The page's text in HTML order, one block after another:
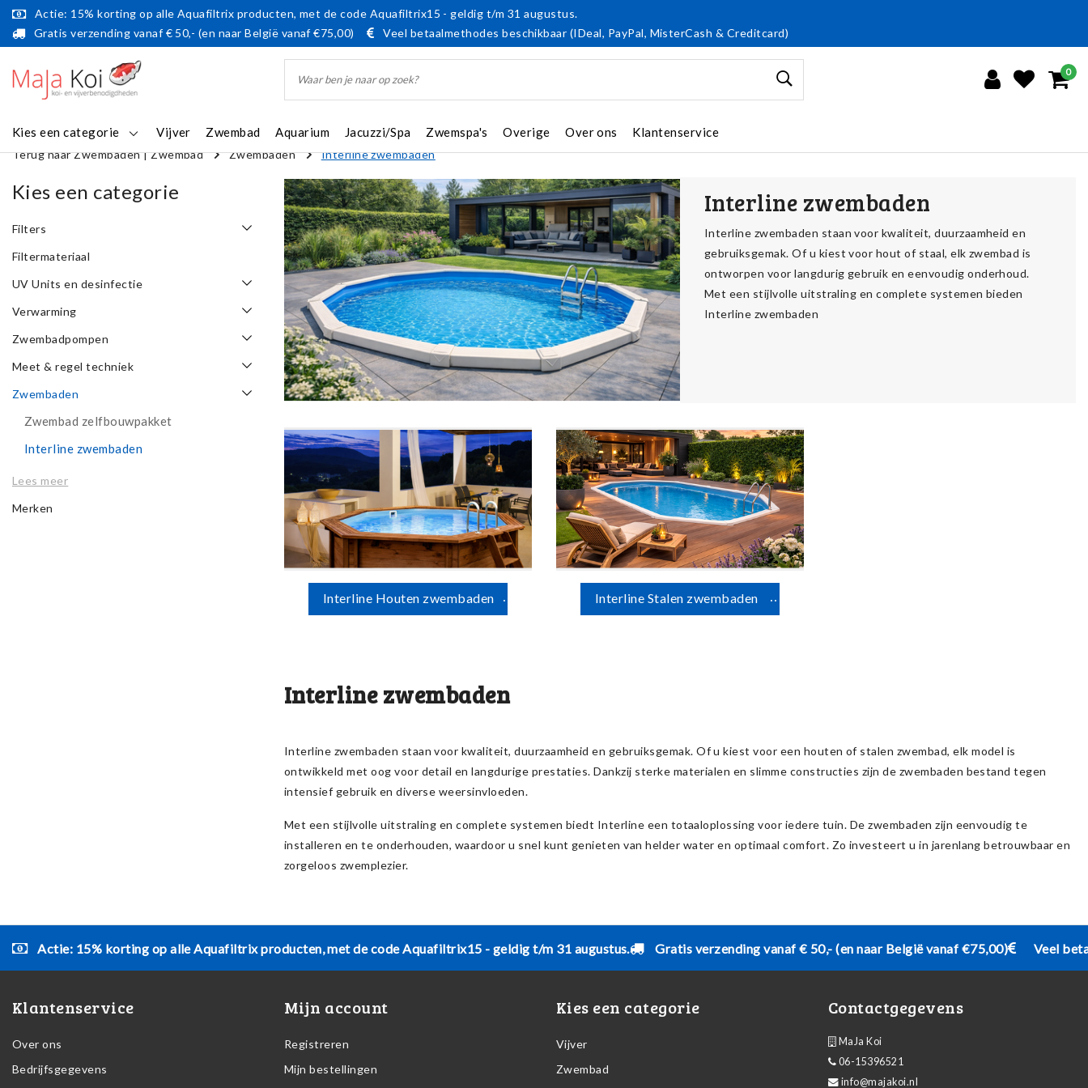
Actie: 15% korting op alle Aquafiltrix producten, met de code Aquafiltrix15 - geldig t/m 31 augustus.
Gratis verzending vanaf € 50,- (en naar België vanaf €75,00)
Veel betaalmethodes beschikbaar (IDeal, PayPal, MisterCash & Creditcard)
0
Kies een categorie Vijver Zwembad Aquarium Jacuzzi/Spa Zwemspa's Overige Over ons Klantenservice
Terug naar Zwembaden|Zwembad Zwembaden Interline zwembaden
Kies een categorie
Filters
Filtermateriaal
UV Units en desinfectie
Verwarming
Zwembadpompen
Meet & regel techniek
Zwembaden
Zwembad zelfbouwpakket
Interline zwembaden
Lees meer
Merken
Interline zwembaden
Interline zwembaden staan voor kwaliteit, duurzaamheid en
gebruiksgemak. Of u kiest voor hout of staal, elk zwembad is
ontworpen voor langdurig gebruik en eenvoudig onderhoud.
Met een stijlvolle uitstraling en complete systemen bieden
Interline zwembaden
Interline Houten zwembaden Interline Stalen zwembaden
Interline zwembaden
Interline zwembaden staan voor kwaliteit, duurzaamheid en gebruiksgemak. Of u kiest voor een houten of stalen zwembad, elk model is
ontwikkeld met oog voor detail en langdurige prestaties. Dankzij sterke materialen en slimme constructies zijn de zwembaden bestand tegen
intensief gebruik en diverse weersinvloeden.
Met een stijlvolle uitstraling en complete systemen biedt Interline een totaaloplossing voor iedere tuin. De zwembaden zijn eenvoudig te
installeren en te onderhouden, waardoor u snel kunt genieten van helder water en optimaal comfort. Zo investeert u in jarenlang betrouwbaar en
zorgeloos zwemplezier.
Actie: 15% korting op alle Aquafiltrix producten, met de code Aquafiltrix15 - geldig t/m 31 augustus. Gratis verzending vanaf € 50,- (en naar België vanaf €75,00) Veel
Klantenservice
Over ons
Bedrijfsgegevens
Mijn account
Registreren
Mijn bestellingen
Kies een categorie
Vijver
Zwembad
Contactgegevens
MaJa Koi
06-15396521
info@majakoi.nl